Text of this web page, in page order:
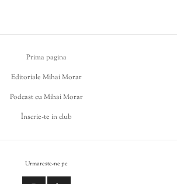
Prima pagina
Editoriale Mihai Morar
Podcast cu Mihai Morar
Înscrie-te in club
Urmareste-ne pe